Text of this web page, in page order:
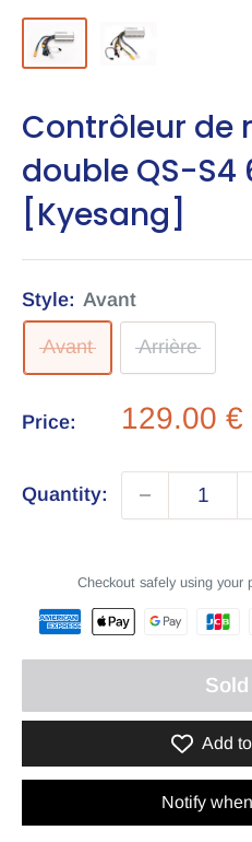
Contrôleur de
double QS-S4
[Kyesang]
Style: Avant
Avant Arrière
Price:
Sale
129.00 €
Quantity:
Checkout safely using your
Add
Notify